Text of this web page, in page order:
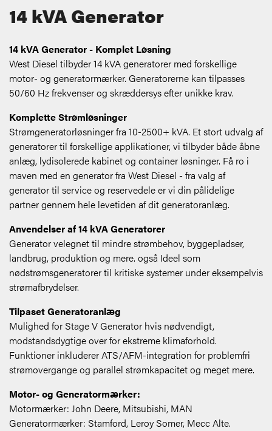
14 kVA Generator
14 kVA Generator - Komplet Løsning
West Diesel tilbyder 14 kVA generatorer med forskellige
motor- og generatormærker. Generatorerne kan tilpasses
50/60 Hz frekvenser og skræddersys efter unikke krav.
Komplette Strømløsninger
Strømgeneratorløsninger fra 10-2500+ kVA. Et stort udvalg af
generatorer til forskellige applikationer, vi tilbyder både åbne
anlæg, lydisolerede kabinet og container løsninger. Få ro i
maven med en generator fra West Diesel - fra valg af
generator til service og reservedele er vi din pålidelige
partner gennem hele levetiden af dit generatoranlæg.
Anvendelser af 14 kVA Generatorer
Generator velegnet til mindre strømbehov, byggepladser,
landbrug, produktion og mere. også Ideel som
nødstrømsgeneratorer til kritiske systemer under eksempelvis
strømafbrydelser.
Tilpaset Generatoranlæg
Mulighed for Stage V Generator hvis nødvendigt,
modstandsdygtige over for ekstreme klimaforhold.
Funktioner inkluderer ATS/AFM-integration for problemfri
strømovergange og parallel strømkapacitet og meget mere.
Motor- og Generatormærker:
Motormærker: John Deere, Mitsubishi, MAN
Generatormærker: Stamford, Leroy Somer, Mecc Alte.